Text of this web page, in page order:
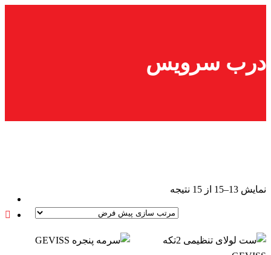
درب سرویس
نمایش 13–15 از 15 نتیجه